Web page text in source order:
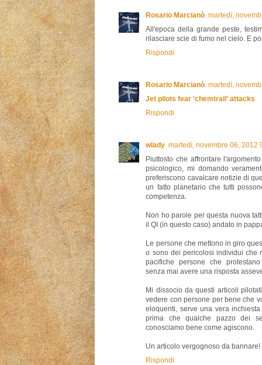
Rosario Marcianò martedì,
All'epoca della grande peste,
rilasciare scie di fumo nel cielo. E
Rispondi
Rosario Marcianò martedì,
Jet pilots fear 'chemtrail' attacks
Rispondi
wlady martedì, novembre 06, 2012
Piuttosto che affrontare
psicologico, mi domando
preferiscono cavalcare notizie di
un fatto planetario che tutti
competenza.
Non ho parole per questa nuova
il QI (in questo caso) andato in
Le persone che mettono in giro
o sono dei pericolosi individui che
pacifiche persone che
senza mai avere una risposta
Mi dissocio da questi articoli
vedere con persone per bene che
eloquenti, serve una vera
prima che qualche pazzo dei
conosciamo bene come agiscono.
Un articolo vergognoso da bannare!
Rispondi